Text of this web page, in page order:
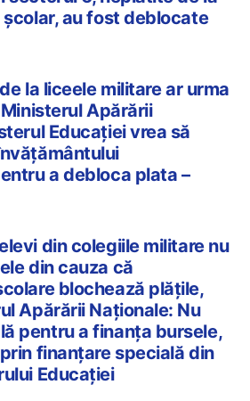
au fost deblocate
la liceele militare ar urma
Apărării
Educației vrea să
a debloca plata –
din colegiile militare nu
din cauza că
blochează plățile,
Apărării Naționale: Nu
pentru a finanța bursele,
finanțare specială din
Educației